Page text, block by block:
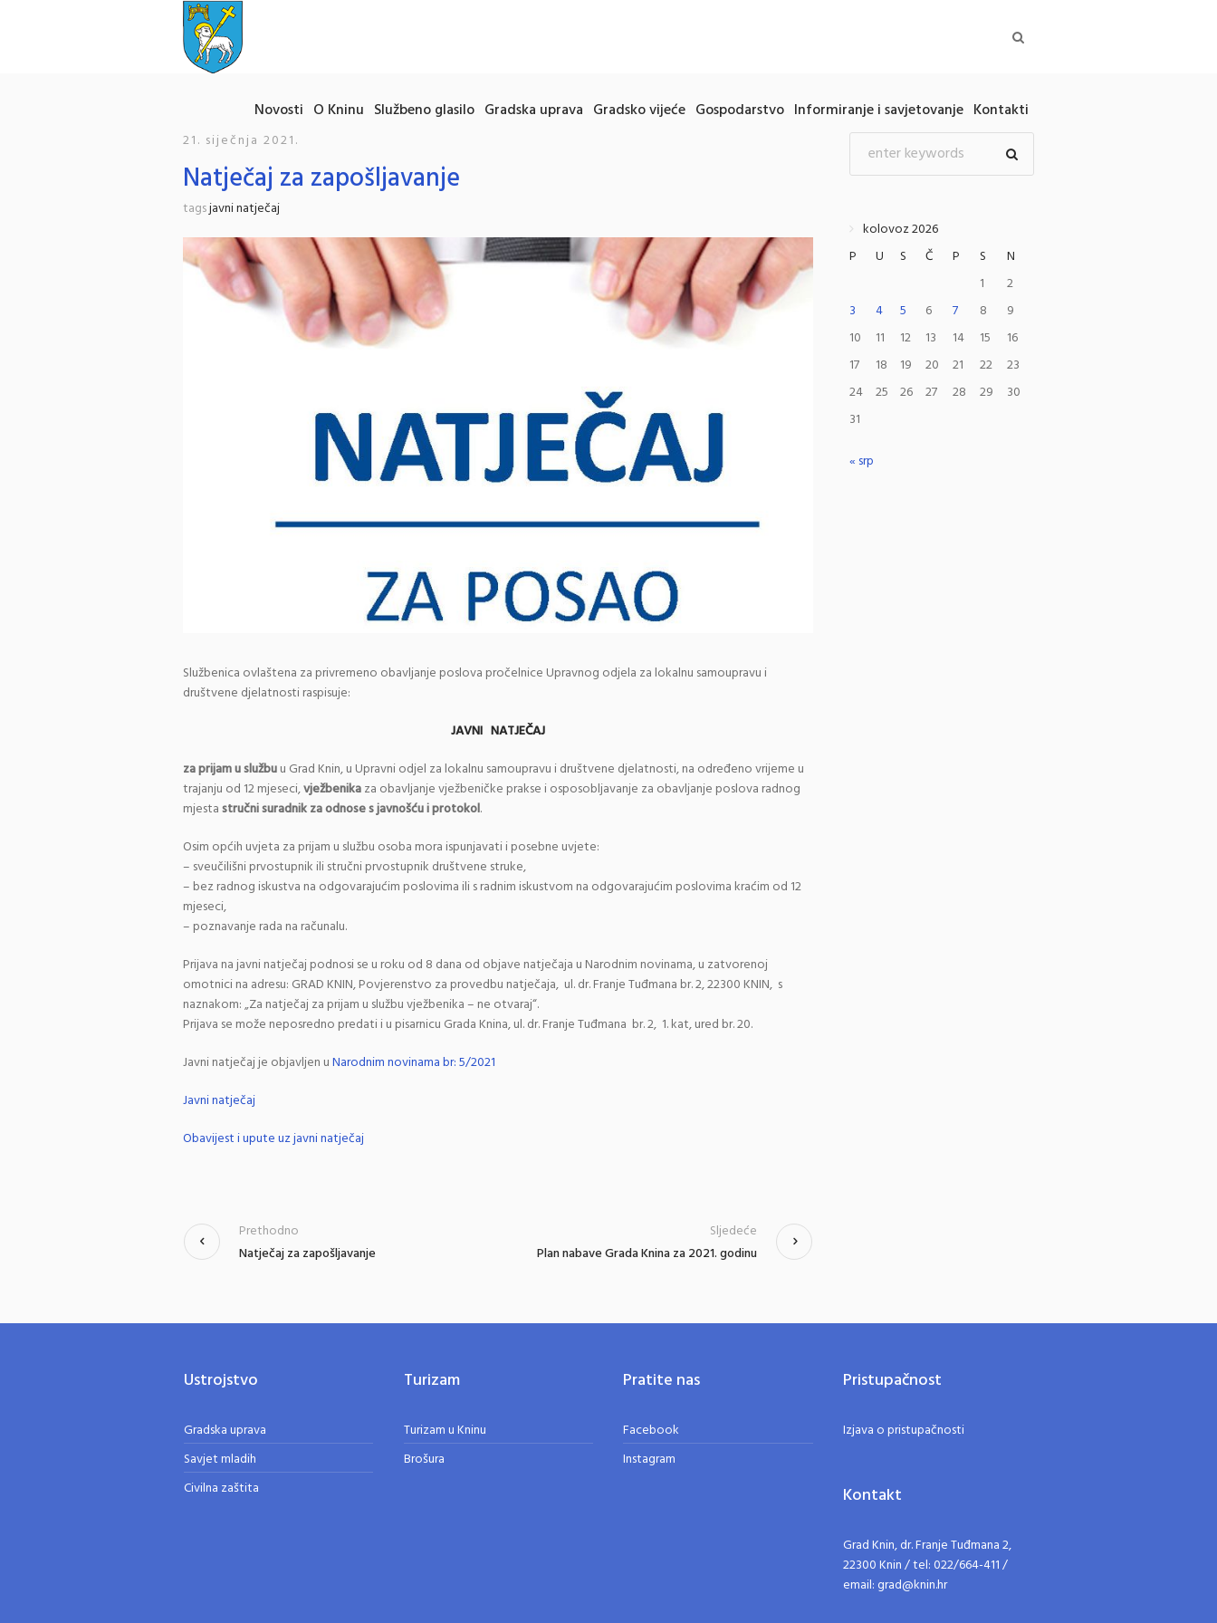
Novosti O Kninu Službeno glasilo Gradska uprava Gradsko vijeće Gospodarstvo Informiranje i savjetovanje Kontakti
21. siječnja 2021.
Natječaj za zapošljavanje
tagsjavni natječaj
Službenica ovlaštena za privremeno obavljanje poslova pročelnice Upravnog odjela za lokalnu samoupravu i
društvene djelatnosti raspisuje:
JAVNI NATJEČAJ
za prijam u službuu Grad Knin, u Upravni odjel za lokalnu samoupravu i društvene djelatnosti, na određeno vrijeme u
trajanju od 12 mjeseci,vježbenikaza obavljanje vježbeničke prakse i osposobljavanje za obavljanje poslova radnog
mjestastručni suradnik za odnose s javnošću i protokol.
Osim općih uvjeta za prijam u službu osoba mora ispunjavati i posebne uvjete:
– sveučilišni prvostupnik ili stručni prvostupnik društvene struke,
– bez radnog iskustva na odgovarajućim poslovima ili s radnim iskustvom na odgovarajućim poslovima kraćim od 12
mjeseci,
– poznavanje rada na računalu.
Prijava na javni natječaj podnosi se u roku od 8 dana od objave natječaja u Narodnim novinama, u zatvorenoj
omotnici na adresu: GRAD KNIN, Povjerenstvo za provedbu natječaja, ul. dr. Franje Tuđmana br. 2, 22300 KNIN, s
naznakom: „Za natječaj za prijam u službu vježbenika – ne otvaraj“.
Prijava se može neposredno predati i u pisarnicu Grada Knina, ul. dr. Franje Tuđmana br. 2, 1. kat, ured br. 20.
Javni natječaj je objavljen uNarodnim novinama br: 5/2021
Javni natječaj
Obavijest i upute uz javni natječaj
Natječaj za zapošljavanje
Prethodno
Plan nabave Grada Knina za 2021. godinu
Sljedeće
kolovoz 2026
P
U S Č P S
N
1
2
3
4 5 6 7 8
9
10
11 12 13 14 15
16
17
18 19 20 21 22
23
24
25 26 27 28 29
30
31
« srp
Ustrojstvo
Gradska uprava
Savjet mladih
Civilna zaštita
Turizam
Turizam u Kninu
Brošura
Pratite nas
Facebook
Instagram
Pristupačnost
Izjava o pristupačnosti
Kontakt
Grad Knin, dr. Franje Tuđmana 2,
22300 Knin / tel: 022/664-411 /
email: grad@knin.hr